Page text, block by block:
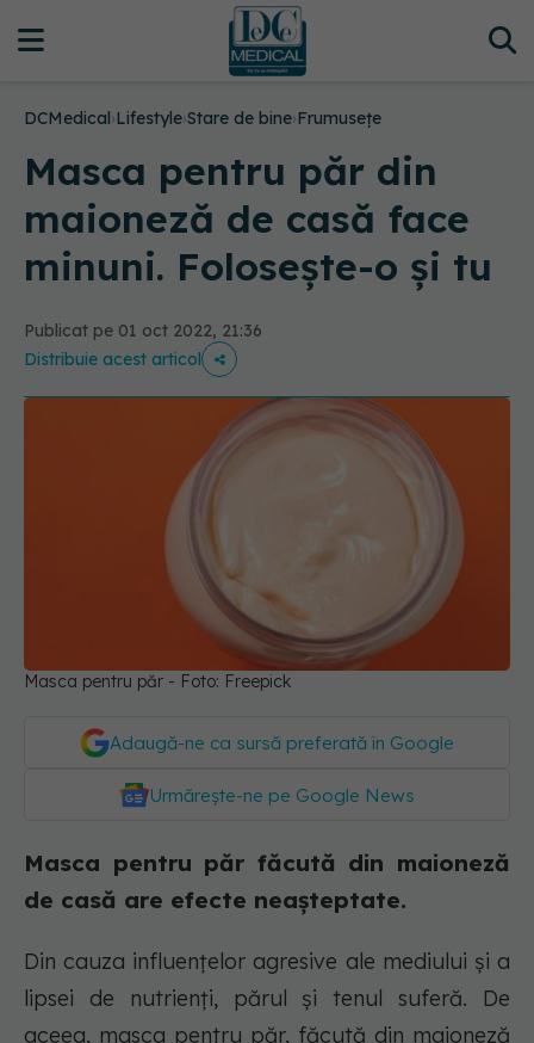
DCMedical›Lifestyle›Stare de bine›Frumusețe
Masca pentru păr din
maioneză de casă face
minuni. Folosește-o și tu
Publicat pe 01 oct 2022, 21:36
Distribuie acest articol
Masca pentru păr - Foto: Freepick
Adaugă-ne ca sursă preferată în Google
Urmărește-ne pe Google News
Masca pentru păr făcută din maioneză
de casă are efecte neașteptate.
Din cauza influențelor agresive ale mediului și a
lipsei de nutrienți, părul și tenul suferă. De
aceea, masca pentru păr, făcută din maioneză